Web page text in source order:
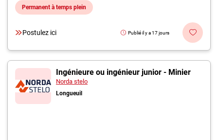
Permanent à temps plein
Postulez ici Publié il y a 17 jours
Ingénieure ou ingénieur junior - Minier
Norda stelo
Longueuil